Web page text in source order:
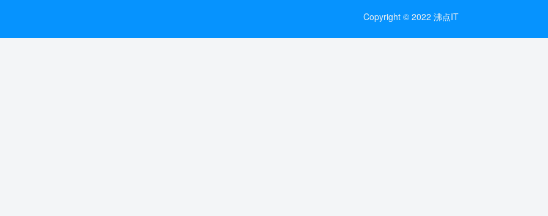
Copyright © 2022 沸点IT